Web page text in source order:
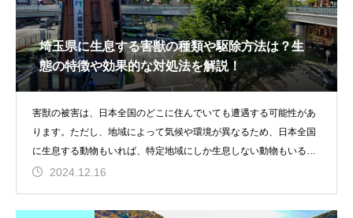
埼玉県に生息する害獣の種類や駆除方法は？生
態の特徴や効果的な対処法を解説！
害獣の被害は、日本全国のどこに住んでいても遭遇する可能性があ
ります。ただし、地域によって気候や環境が異なるため、日本全国
に生息する動物もいれば、特定地域にしか生息しない動物もいるた
め注意が必
2024.12.16